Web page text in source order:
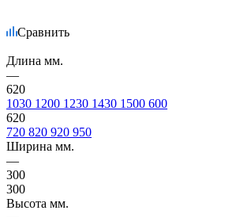
Сравнить
Длина мм.
—
620
1030 1200 1230 1430 1500 600
620
720 820 920 950
Ширина мм.
—
300
300
Высота мм.